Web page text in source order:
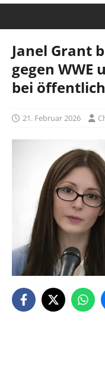
Janel Grant
gegen WWE
bei
21. Februar 2026